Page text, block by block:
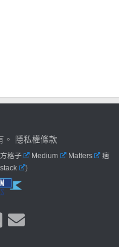
。 隱私權條款
方格子 Medium Matters
痞
)